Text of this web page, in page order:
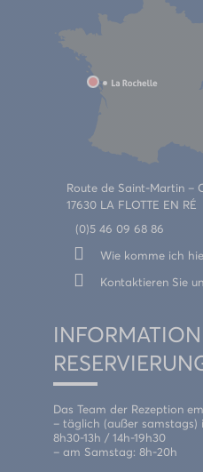
Route de Saint-Martin –
17630 LA FLOTTE EN RÉ
(0)5 46 09 68 86
Wie komme ich
Kontaktieren Sie
Das Team der Rezeption
– täglich (außer samstags)
8h30-13h / 14h-19h30
– am Samstag: 8h-20h